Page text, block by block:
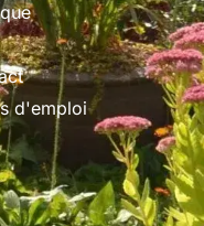
d'emploi